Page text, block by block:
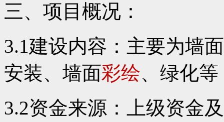
三、项目概况：
3.1建设内容：主要为墙
安装、墙面彩绘、绿化
3.2资金来源：上级资金